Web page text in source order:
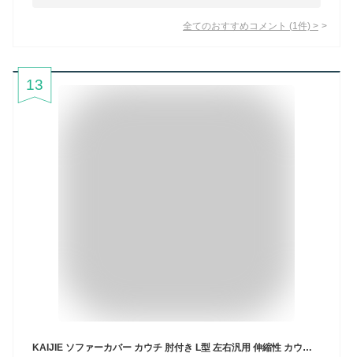
全てのおすすめコメント (1 件) >
13
KAIJIE ソファーカバー カウチ 肘付き L型 左右汎用 伸縮性 カウチカバー コーナーカバー ストレッチ フィット ポリエステル厚手ソファーカバー3人掛け+3人掛 ペレットプリントパターン けおしゃれ ソファー全面カバー ディープコーヒー